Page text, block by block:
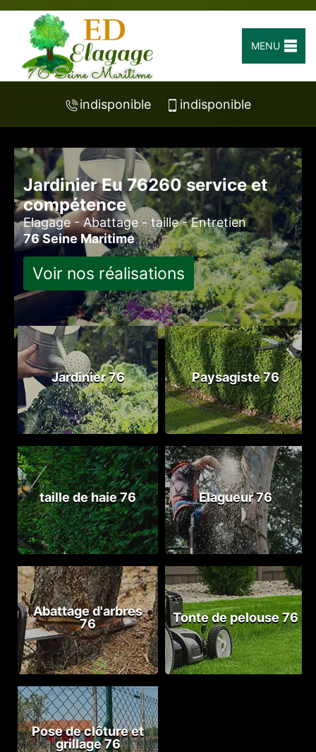
MENU
indisponible indisponible
Jardinier Eu 76260 service et
compétence
Elagage - Abattage - taille - Entretien
76 Seine Maritime
Voir nos réalisations
Jardinier 76 Paysagiste 76
taille de haie 76 Elagueur 76
Abattage d'arbres
76
Tonte de pelouse 76
Pose de clôture et
grillage 76